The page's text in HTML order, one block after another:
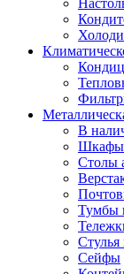
В
Шкафы
Столы
Тумбы
Сейфы